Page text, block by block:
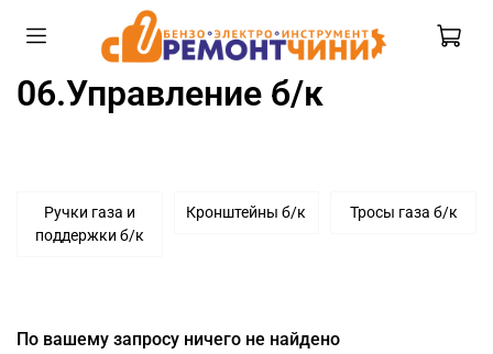
06.Управление б/к
Ручки газа и
поддержки б/к
Кронштейны б/к Тросы газа б/к
По вашему запросу ничего не найдено